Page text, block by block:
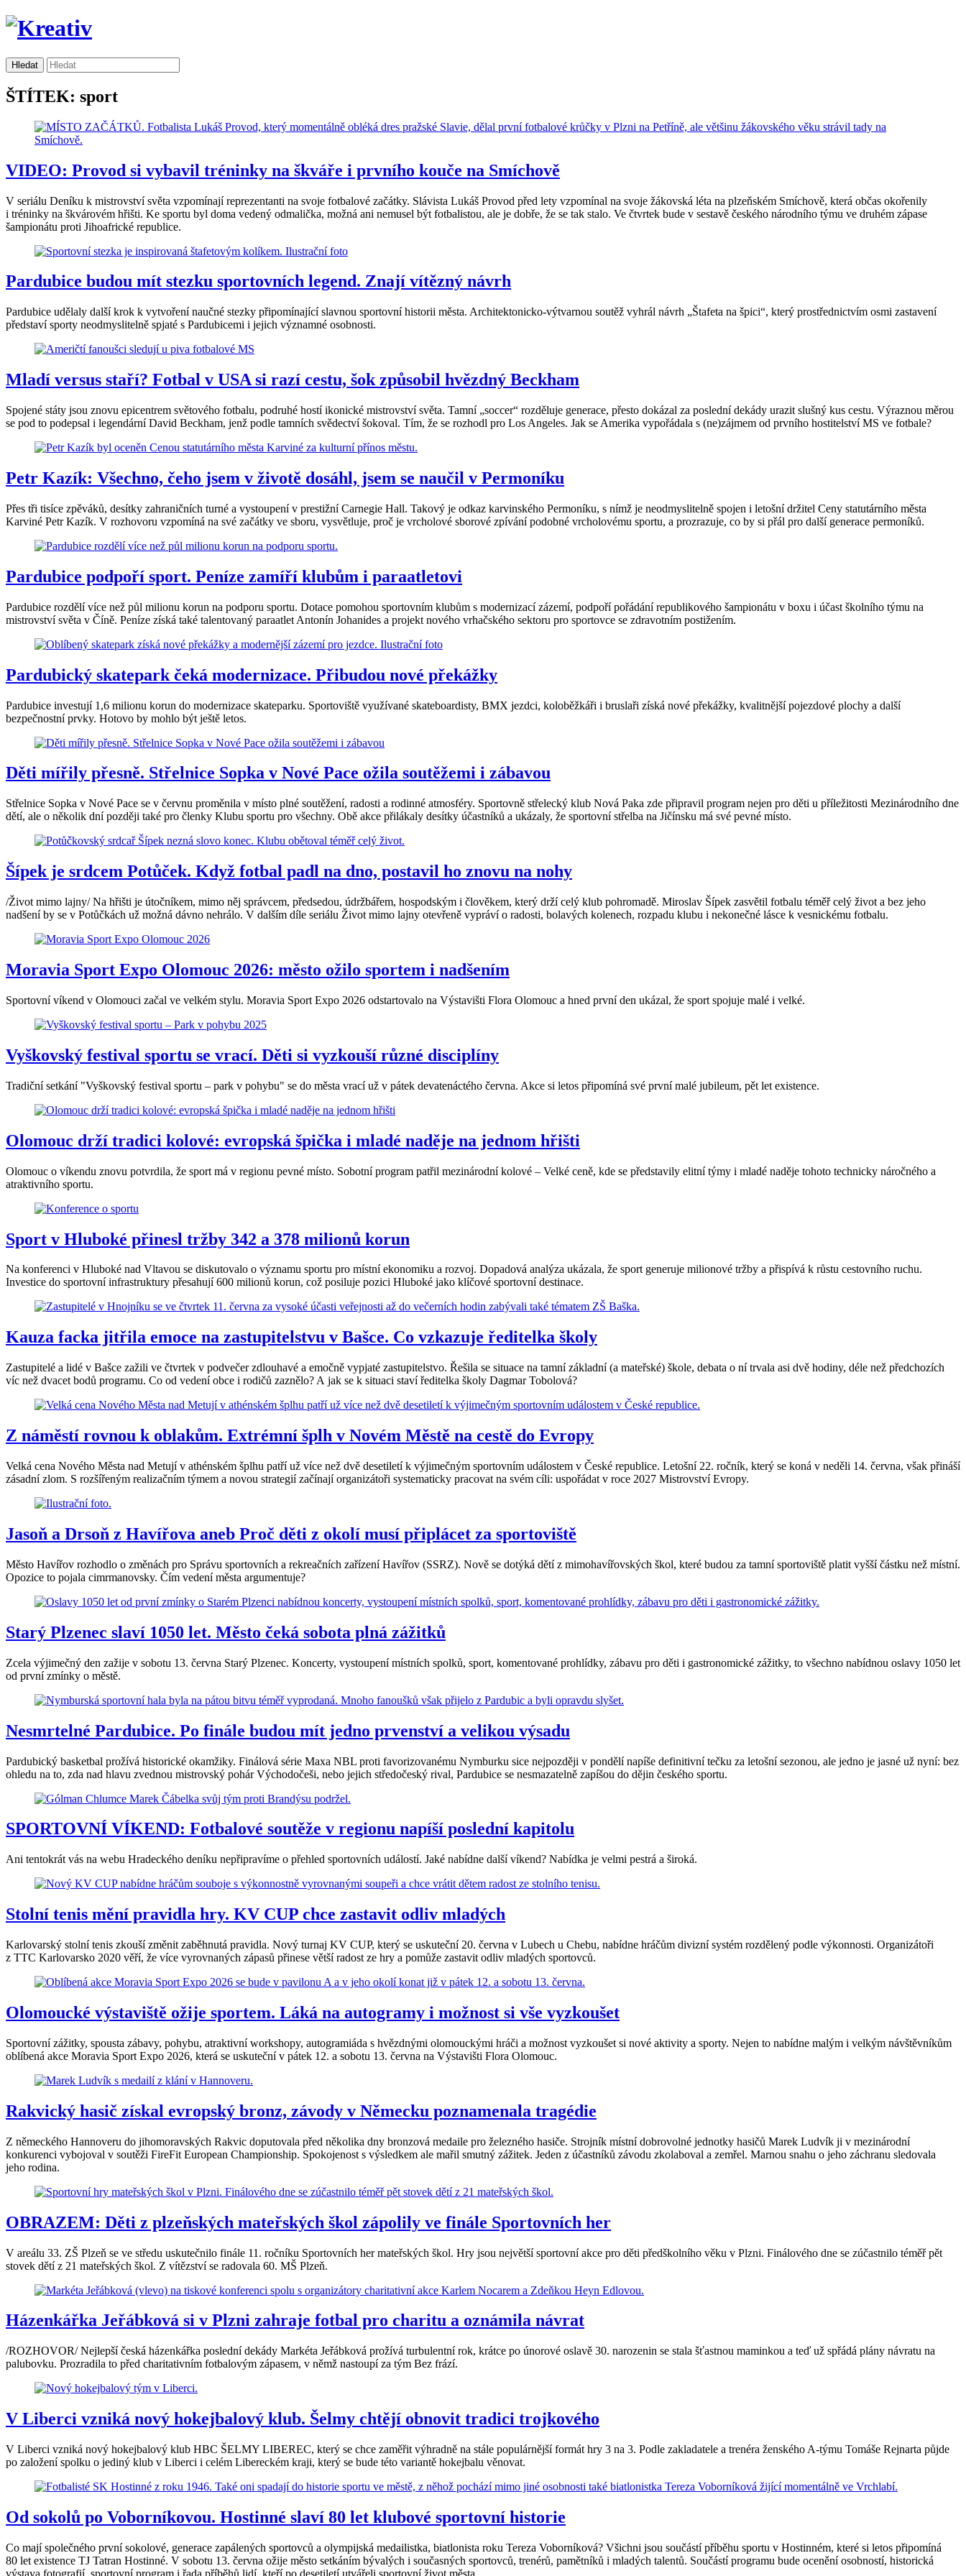
ŠTÍTEK: sport
VIDEO: Provod si vybavil tréninky na škváře i prvního kouče na Smíchově
V seriálu Deníku k mistrovství světa vzpomínají reprezentanti na svoje fotbalové začátky. Slávista Lukáš Provod před lety vzpomínal na svoje žákovská léta na plzeňském Smíchově, která občas okořenily
i tréninky na škvárovém hřišti. Ke sportu byl doma vedený odmalička, možná ani nemusel být fotbalistou, ale je dobře, že se tak stalo. Ve čtvrtek bude v sestavě českého národního týmu ve druhém zápase
šampionátu proti Jihoafrické republice.
Pardubice budou mít stezku sportovních legend. Znají vítězný návrh
Pardubice udělaly další krok k vytvoření naučné stezky připomínající slavnou sportovní historii města. Architektonicko-výtvarnou soutěž vyhrál návrh „Štafeta na špici“, který prostřednictvím osmi zastavení
představí sporty neodmyslitelně spjaté s Pardubicemi i jejich významné osobnosti.
Mladí versus staří? Fotbal v USA si razí cestu, šok způsobil hvězdný Beckham
Spojené státy jsou znovu epicentrem světového fotbalu, podruhé hostí ikonické mistrovství světa. Tamní „soccer“ rozděluje generace, přesto dokázal za poslední dekády urazit slušný kus cestu. Výraznou měrou
se pod to podepsal i legendární David Beckham, jenž podle tamních svědectví šokoval. Tím, že se rozhodl pro Los Angeles. Jak se Amerika vypořádala s (ne)zájmem od prvního hostitelství MS ve fotbale?
Petr Kazík: Všechno, čeho jsem v životě dosáhl, jsem se naučil v Permoníku
Přes tři tisíce zpěváků, desítky zahraničních turné a vystoupení v prestižní Carnegie Hall. Takový je odkaz karvinského Permoníku, s nímž je neodmyslitelně spojen i letošní držitel Ceny statutárního města
Karviné Petr Kazík. V rozhovoru vzpomíná na své začátky ve sboru, vysvětluje, proč je vrcholové sborové zpívání podobné vrcholovému sportu, a prozrazuje, co by si přál pro další generace permoníků.
Pardubice podpoří sport. Peníze zamíří klubům i paraatletovi
Pardubice rozdělí více než půl milionu korun na podporu sportu. Dotace pomohou sportovním klubům s modernizací zázemí, podpoří pořádání republikového šampionátu v boxu i účast školního týmu na
mistrovství světa v Číně. Peníze získá také talentovaný paraatlet Antonín Johanides a projekt nového vrhačského sektoru pro sportovce se zdravotním postižením.
Pardubický skatepark čeká modernizace. Přibudou nové překážky
Pardubice investují 1,6 milionu korun do modernizace skateparku. Sportoviště využívané skateboardisty, BMX jezdci, koloběžkáři i bruslaři získá nové překážky, kvalitnější pojezdové plochy a další
bezpečnostní prvky. Hotovo by mohlo být ještě letos.
Děti mířily přesně. Střelnice Sopka v Nové Pace ožila soutěžemi i zábavou
Střelnice Sopka v Nové Pace se v červnu proměnila v místo plné soutěžení, radosti a rodinné atmosféry. Sportovně střelecký klub Nová Paka zde připravil program nejen pro děti u příležitosti Mezinárodního dne
dětí, ale o několik dní později také pro členky Klubu sportu pro všechny. Obě akce přilákaly desítky účastníků a ukázaly, že sportovní střelba na Jičínsku má své pevné místo.
Šípek je srdcem Potůček. Když fotbal padl na dno, postavil ho znovu na nohy
/Život mimo lajny/ Na hřišti je útočníkem, mimo něj správcem, předsedou, údržbářem, hospodským i člověkem, který drží celý klub pohromadě. Miroslav Šípek zasvětil fotbalu téměř celý život a bez jeho
nadšení by se v Potůčkách už možná dávno nehrálo. V dalším díle seriálu Život mimo lajny otevřeně vypráví o radosti, bolavých kolenech, rozpadu klubu i nekonečné lásce k vesnickému fotbalu.
Moravia Sport Expo Olomouc 2026: město ožilo sportem i nadšením
Sportovní víkend v Olomouci začal ve velkém stylu. Moravia Sport Expo 2026 odstartovalo na Výstavišti Flora Olomouc a hned první den ukázal, že sport spojuje malé i velké.
Vyškovský festival sportu se vrací. Děti si vyzkouší různé disciplíny
Tradiční setkání "Vyškovský festival sportu – park v pohybu" se do města vrací už v pátek devatenáctého června. Akce si letos připomíná své první malé jubileum, pět let existence.
Olomouc drží tradici kolové: evropská špička i mladé naděje na jednom hřišti
Olomouc o víkendu znovu potvrdila, že sport má v regionu pevné místo. Sobotní program patřil mezinárodní kolové – Velké ceně, kde se představily elitní týmy i mladé naděje tohoto technicky náročného a
atraktivního sportu.
Sport v Hluboké přinesl tržby 342 a 378 milionů korun
Na konferenci v Hluboké nad Vltavou se diskutovalo o významu sportu pro místní ekonomiku a rozvoj. Dopadová analýza ukázala, že sport generuje milionové tržby a přispívá k růstu cestovního ruchu.
Investice do sportovní infrastruktury přesahují 600 milionů korun, což posiluje pozici Hluboké jako klíčové sportovní destinace.
Kauza facka jitřila emoce na zastupitelstvu v Bašce. Co vzkazuje ředitelka školy
Zastupitelé a lidé v Bašce zažili ve čtvrtek v podvečer zdlouhavé a emočně vypjaté zastupitelstvo. Řešila se situace na tamní základní (a mateřské) škole, debata o ní trvala asi dvě hodiny, déle než předchozích
víc než dvacet bodů programu. Co od vedení obce i rodičů zaznělo? A jak se k situaci staví ředitelka školy Dagmar Tobolová?
Z náměstí rovnou k oblakům. Extrémní šplh v Novém Městě na cestě do Evropy
Velká cena Nového Města nad Metují v athénském šplhu patří už více než dvě desetiletí k výjimečným sportovním událostem v České republice. Letošní 22. ročník, který se koná v neděli 14. června, však přináší
zásadní zlom. S rozšířeným realizačním týmem a novou strategií začínají organizátoři systematicky pracovat na svém cíli: uspořádat v roce 2027 Mistrovství Evropy.
Jasoň a Drsoň z Havířova aneb Proč děti z okolí musí připlácet za sportoviště
Město Havířov rozhodlo o změnách pro Správu sportovních a rekreačních zařízení Havířov (SSRZ). Nově se dotýká dětí z mimohavířovských škol, které budou za tamní sportoviště platit vyšší částku než místní.
Opozice to pojala cimrmanovsky. Čím vedení města argumentuje?
Starý Plzenec slaví 1050 let. Město čeká sobota plná zážitků
Zcela výjimečný den zažije v sobotu 13. června Starý Plzenec. Koncerty, vystoupení místních spolků, sport, komentované prohlídky, zábavu pro děti i gastronomické zážitky, to všechno nabídnou oslavy 1050 let
od první zmínky o městě.
Nesmrtelné Pardubice. Po finále budou mít jedno prvenství a velikou výsadu
Pardubický basketbal prožívá historické okamžiky. Finálová série Maxa NBL proti favorizovanému Nymburku sice nejpozději v pondělí napíše definitivní tečku za letošní sezonou, ale jedno je jasné už nyní: bez
ohledu na to, zda nad hlavu zvednou mistrovský pohár Východočeši, nebo jejich středočeský rival, Pardubice se nesmazatelně zapíšou do dějin českého sportu.
SPORTOVNÍ VÍKEND: Fotbalové soutěže v regionu napíší poslední kapitolu
Ani tentokrát vás na webu Hradeckého deníku nepřipravíme o přehled sportovních událostí. Jaké nabídne další víkend? Nabídka je velmi pestrá a široká.
Stolní tenis mění pravidla hry. KV CUP chce zastavit odliv mladých
Karlovarský stolní tenis zkouší změnit zaběhnutá pravidla. Nový turnaj KV CUP, který se uskuteční 20. června v Lubech u Chebu, nabídne hráčům divizní systém rozdělený podle výkonnosti. Organizátoři
z TTC Karlovarsko 2020 věří, že více vyrovnaných zápasů přinese větší radost ze hry a pomůže zastavit odliv mladých sportovců.
Olomoucké výstaviště ožije sportem. Láká na autogramy i možnost si vše vyzkoušet
Sportovní zážitky, spousta zábavy, pohybu, atraktivní workshopy, autogramiáda s hvězdnými olomouckými hráči a možnost vyzkoušet si nové aktivity a sporty. Nejen to nabídne malým i velkým návštěvníkům
oblíbená akce Moravia Sport Expo 2026, která se uskuteční v pátek 12. a sobotu 13. června na Výstavišti Flora Olomouc.
Rakvický hasič získal evropský bronz, závody v Německu poznamenala tragédie
Z německého Hannoveru do jihomoravských Rakvic doputovala před několika dny bronzová medaile pro železného hasiče. Strojník místní dobrovolné jednotky hasičů Marek Ludvík ji v mezinárodní
konkurenci vybojoval v soutěži FireFit European Championship. Spokojenost s výsledkem ale mařil smutný zážitek. Jeden z účastníků závodu zkolaboval a zemřel. Marnou snahu o jeho záchranu sledovala
jeho rodina.
OBRAZEM: Děti z plzeňských mateřských škol zápolily ve finále Sportovních her
V areálu 33. ZŠ Plzeň se ve středu uskutečnilo finále 11. ročníku Sportovních her mateřských škol. Hry jsou největší sportovní akce pro děti předškolního věku v Plzni. Finálového dne se zúčastnilo téměř pět
stovek dětí z 21 mateřských škol. Z vítězství se radovala 60. MŠ Plzeň.
Házenkářka Jeřábková si v Plzni zahraje fotbal pro charitu a oznámila návrat
/ROZHOVOR/ Nejlepší česká házenkářka poslední dekády Markéta Jeřábková prožívá turbulentní rok, krátce po únorové oslavě 30. narozenin se stala šťastnou maminkou a teď už spřádá plány návratu na
palubovku. Prozradila to před charitativním fotbalovým zápasem, v němž nastoupí za tým Bez frází.
V Liberci vzniká nový hokejbalový klub. Šelmy chtějí obnovit tradici trojkového
V Liberci vzniká nový hokejbalový klub HBC ŠELMY LIBEREC, který se chce zaměřit výhradně na stále populárnější formát hry 3 na 3. Podle zakladatele a trenéra ženského A-týmu Tomáše Rejnarta půjde
po založení spolku o jediný klub v Liberci i celém Libereckém kraji, který se bude této variantě hokejbalu věnovat.
Od sokolů po Voborníkovou. Hostinné slaví 80 let klubové sportovní historie
Co mají společného první sokolové, generace zapálených sportovců a olympijská medailistka, biatlonista roku Tereza Voborníková? Všichni jsou součástí příběhu sportu v Hostinném, které si letos připomíná
80 let existence TJ Tatran Hostinné. V sobotu 13. června ožije město setkáním bývalých i současných sportovců, trenérů, pamětníků i mladých talentů. Součástí programu bude ocenění osobností, historická
výstava fotografií, sportovní program i řada příběhů lidí, kteří po desetiletí utvářeli sportovní život města.